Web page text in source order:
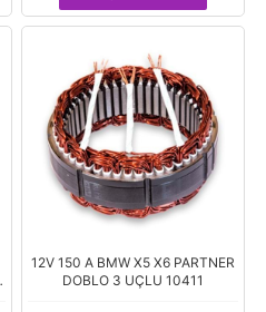
12V 150 A BMW X5 X6 PARTNER
DOBLO 3 UÇLU 10411